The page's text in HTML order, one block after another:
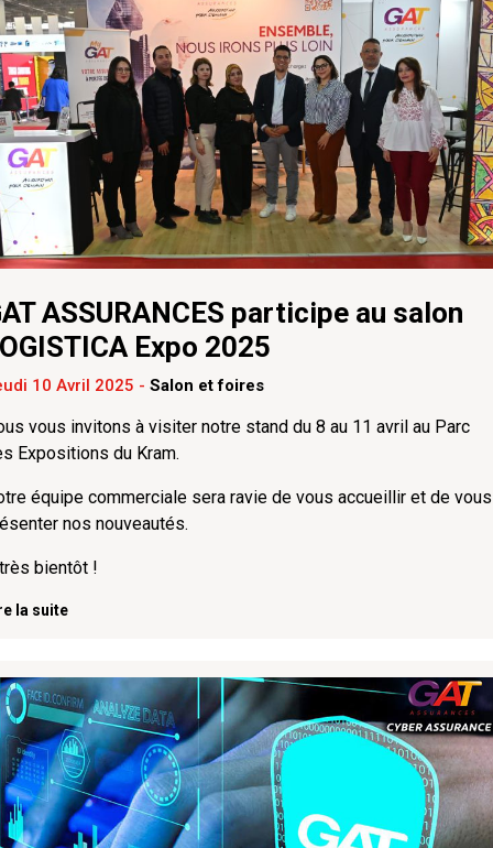
ASSURANCES participe au salon
Expo 2025
10 Avril 2025 - Salon et foires
vous invitons à visiter notre stand du 8 au 11 avril au Parc
Expositions du Kram.
équipe commerciale sera ravie de vous accueillir et de vous
nos nouveautés.
bientôt !
la suite